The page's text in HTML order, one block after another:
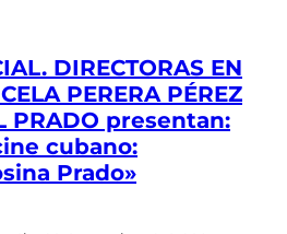
DIRECTORAS EN
PERERA PÉREZ
PRADO presentan:
cubano:
Prado»